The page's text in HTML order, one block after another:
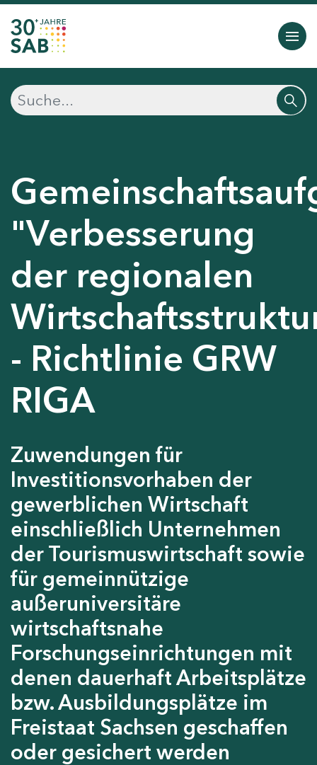
"Verbesserung
der regionalen
- Richtlinie GRW
RIGA
Zuwendungen für
Investitionsvorhaben der
gewerblichen Wirtschaft
einschließlich Unternehmen
der Tourismuswirtschaft sowie
für gemeinnützige
außeruniversitäre
wirtschaftsnahe
Forschungseinrichtungen mit
denen dauerhaft Arbeitsplätze
bzw. Ausbildungsplätze im
Freistaat Sachsen geschaffen
oder gesichert werden